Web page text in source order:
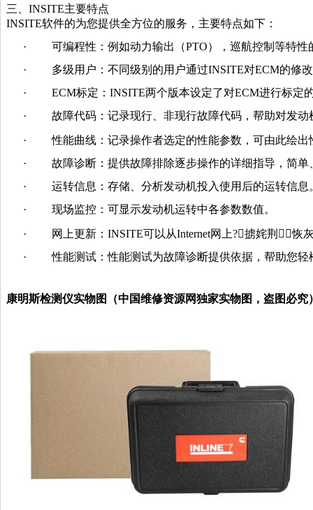
三、INSITE主要特点
INSITE软件的为您提供全方位的服务，主要特点如下：
·
可编程性：例如动力输出（PTO），巡航控制等特
·
多级用户：不同级别的用户通过INSITE对ECM的修
·
ECM标定：INSITE两个版本设定了对ECM进行标定
·
故障代码：记录现行、非现行故障代码，帮助对发动
·
性能曲线：记录操作者选定的性能参数，可由此绘出
·
故障诊断：提供故障排除逐步操作的详细指导，简单
·
运转信息：存储、分析发动机投入使用后的运转信息
·
现场监控：可显示发动机运转中各参数数值。
·
网上更新：INSITE可以从Internet网上?掳姹荆恢
·
性能测试：性能测试为故障诊断提供依据，帮助您轻
康明斯检测仪实物图（中国维修资源网独家实物图，盗图必究